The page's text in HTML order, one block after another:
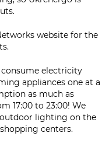
website for the
electricity
appliances one at a
as much as
17:00 to 23:00! We
lighting on the
centers.